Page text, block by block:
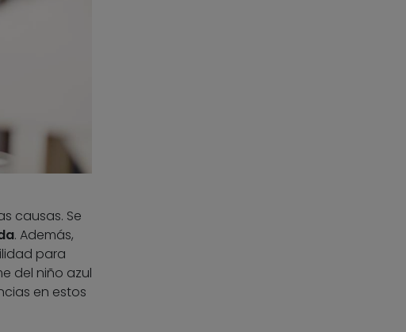
causas. Se
. Además,
para
del niño azul
en estos